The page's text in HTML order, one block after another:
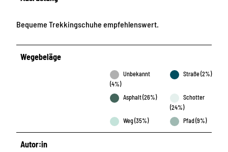
Bequeme Trekkingschuhe empfehlenswert.
Wegebeläge
Unbekannt
(4%)
Straße (2%)
Asphalt (26%)
Schotter
(24%)
Weg (35%)
Pfad (9%)
Autor:in